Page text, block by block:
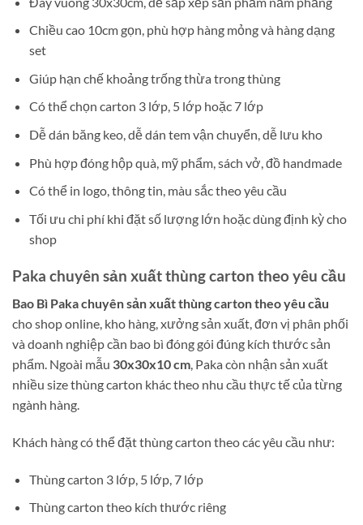
Chiều cao 10cm gọn, phù hợp hàng mỏng và hàng dạng
set
Giúp hạn chế khoảng trống thừa trong thùng
Có thể chọn carton 3 lớp, 5 lớp hoặc 7 lớp
Dễ dán băng keo, dễ dán tem vận chuyển, dễ lưu kho
Phù hợp đóng hộp quà, mỹ phẩm, sách vở, đồ handmade
Có thể in logo, thông tin, màu sắc theo yêu cầu
Tối ưu chi phí khi đặt số lượng lớn hoặc dùng định kỳ cho
shop
Paka chuyên sản xuất thùng carton theo yêu cầu
Bao Bì Paka chuyên sản xuất thùng carton theo yêu cầu
cho shop online, kho hàng, xưởng sản xuất, đơn vị phân phối
và doanh nghiệp cần bao bì đóng gói đúng kích thước sản
phẩm. Ngoài mẫu 30x30x10 cm, Paka còn nhận sản xuất
nhiều size thùng carton khác theo nhu cầu thực tế của từng
ngành hàng.
Khách hàng có thể đặt thùng carton theo các yêu cầu như:
Thùng carton 3 lớp, 5 lớp, 7 lớp
Thùng carton theo kích thước riêng